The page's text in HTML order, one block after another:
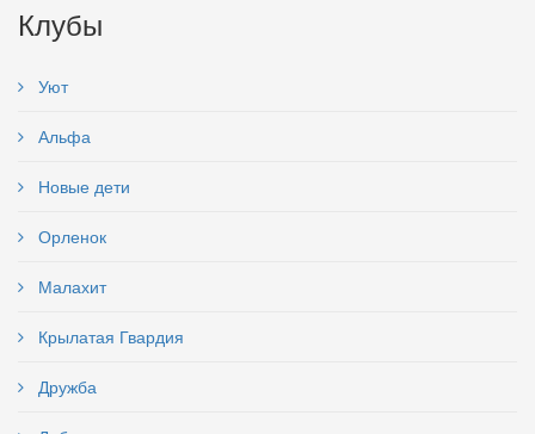
Клубы
Уют
Альфа
Новые дети
Орленок
Малахит
Крылатая Гвардия
Дружба